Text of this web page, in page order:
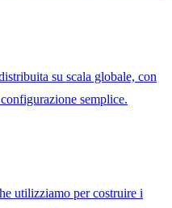
su scala globale, con
semplice.
utilizziamo per costruire i